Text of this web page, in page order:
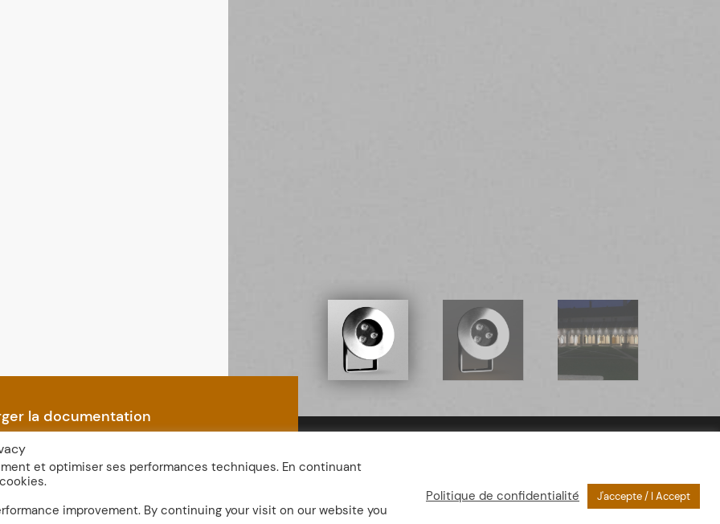
la documentation
et optimiser ses performances techniques. En continuant
improvement. By continuing your visit on our website you
Politique de confidentialité J'accepte / I Accept